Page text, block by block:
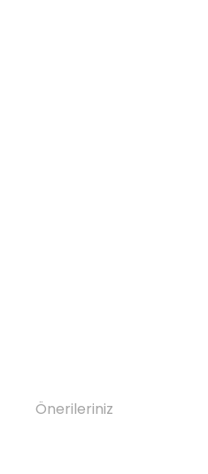
Önerileriniz